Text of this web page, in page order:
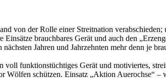
von der Rolle einer Streitnation
brauchbares Gerät und auch den
Jahren und Jahrzehnten mehr denn je
funktionstüchtiges Gerät und motiviertes,
schützen. Einsatz „Aktion Auerochse“ –